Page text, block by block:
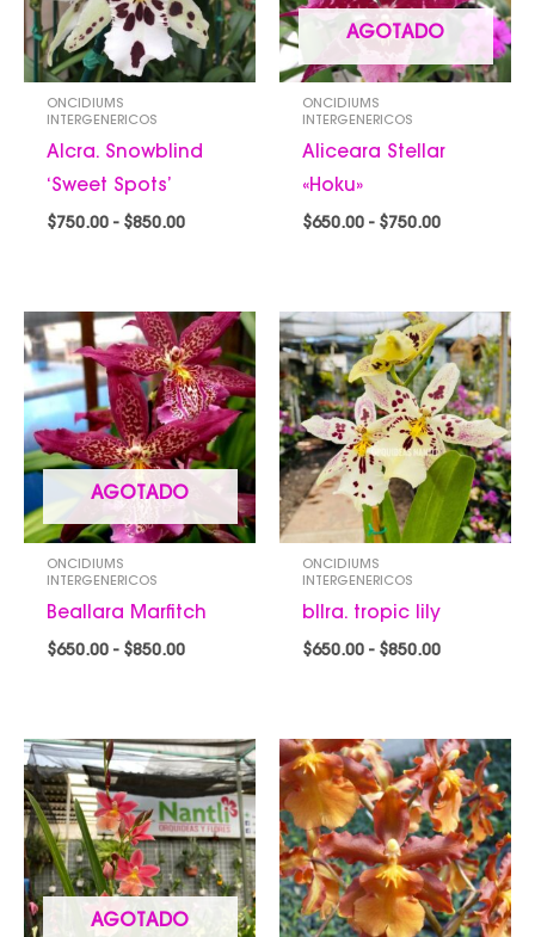
ONCIDIUMS
INTERGENERICOS
Alcra. Snowblind
‘Sweet Spots’
$750.00 - $850.00
AGOTADO
ONCIDIUMS
INTERGENERICOS
Aliceara Stellar
«Hoku»
$650.00 - $750.00
AGOTADO
ONCIDIUMS
INTERGENERICOS
Beallara Marfitch
$650.00 - $850.00
Rango
de
precios:
desde
$650.00
hasta
$850.00
ONCIDIUMS
INTERGENERICOS
bllra. tropic lily
$650.00 - $850.00
Rango
de
precios:
desde
$650.00
hasta
$850.00
AGOTADO
Rango
de
precios:
desde
$750.00
hasta
$850.00
Rango
de
precios:
desde
$600.00
hasta
$850.00